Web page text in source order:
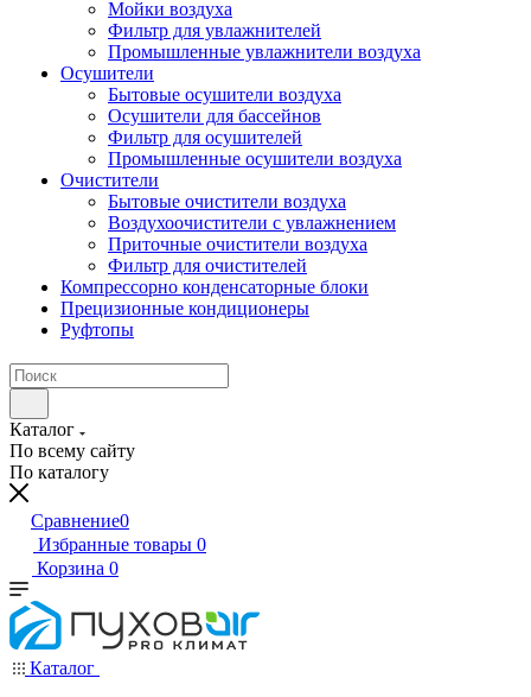
Мойки воздуха
Фильтр для увлажнителей
Промышленные увлажнители воздуха
Осушители
Бытовые осушители воздуха
Осушители для бассейнов
Фильтр для осушителей
Промышленные осушители воздуха
Очистители
Бытовые очистители воздуха
Воздухоочистители с увлажнением
Приточные очистители воздуха
Фильтр для очистителей
Компрессорно конденсаторные блоки
Прецизионные кондиционеры
Руфтопы
Каталог
По всему сайту
По каталогу
Сравнение0
Избранные товары 0
Корзина 0
Каталог